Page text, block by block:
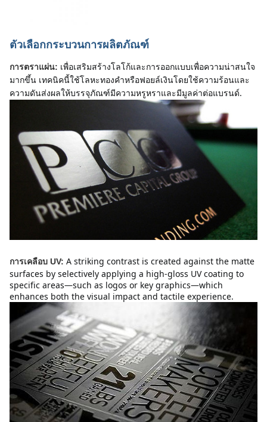
ตัวเลือกกระบวนการผลิตภัณฑ์
การตราแผ่น: เพื่อเสริมสร้างโลโก้และการออกแบบเพื่อความน่าสนใจ
มากขึ้น เทคนิคนี้ใช้โลหะทองคําหรือฟอยล์เงินโดยใช้ความร้อนและ
ความดันส่งผลให้บรรจุภัณฑ์มีความหรูหราและมีมูลค่าต่อแบรนด์.
การเคลือบ UV: A striking contrast is created against the matte
surfaces by selectively applying a high-gloss UV coating to
specific areas—such as logos or key graphics—which
enhances both the visual impact and tactile experience.